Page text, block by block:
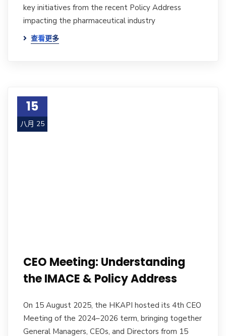
key initiatives from the recent Policy Address
impacting the pharmaceutical industry
查看更多
15
八月 25
CEO Meeting: Understanding
the IMACE & Policy Address
On 15 August 2025, the HKAPI hosted its 4th CEO
Meeting of the 2024–2026 term, bringing together
General Managers, CEOs, and Directors from 15